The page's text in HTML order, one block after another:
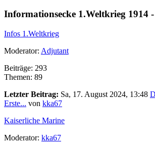
Informationsecke 1.Weltkrieg 1914
Infos 1.Weltkrieg
Moderator: Adjutant
Beiträge: 293
Themen: 89
Letzter Beitrag: Sa, 17. August 2024, 13:48
Erste... von kka67
Kaiserliche Marine
Moderator: kka67